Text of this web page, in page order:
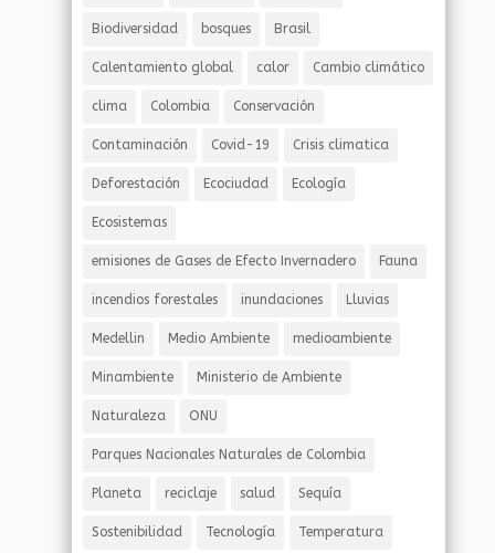
Biodiversidad bosques Brasil
Calentamiento global calor Cambio climático
clima Colombia Conservación
Contaminación Covid-19 Crisis climatica
Deforestación Ecociudad Ecología
Ecosistemas
emisiones de Gases de Efecto Invernadero Fauna
incendios forestales inundaciones Lluvias
Medellin Medio Ambiente medioambiente
Minambiente Ministerio de Ambiente
Naturaleza ONU
Parques Nacionales Naturales de Colombia
Planeta reciclaje salud Sequía
Sostenibilidad Tecnología Temperatura